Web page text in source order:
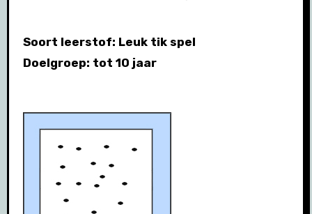
Soort leerstof: Leuk tik spel
Doelgroep: tot 10 jaar